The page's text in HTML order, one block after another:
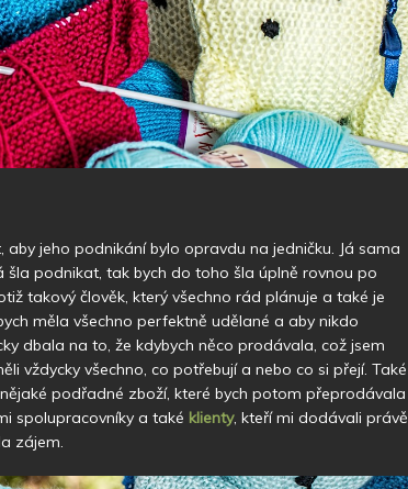
jeho podnikání bylo opravdu na jedničku. Já sama
podnikat, tak bych do toho šla úplně rovnou po
takový člověk, který všechno rád plánuje a také je
měla všechno perfektně udělané a aby nikdo
dbala na to, že kdybych něco prodávala, což jsem
vždycky všechno, co potřebují a nebo co si přejí. Také
podřadné zboží, které bych potom přeprodávala
spolupracovníky a také klienty, kteří mi dodávali právě
zájem.